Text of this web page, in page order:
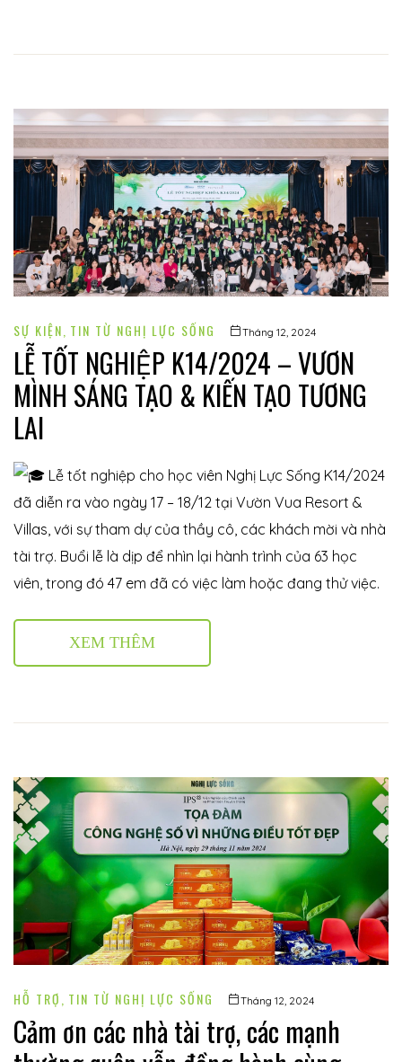
SỰ KIỆN TIN TỪ NGHỊ LỰC SỐNG Tháng 12, 2024
LỄ TỐT NGHIỆP K14/2024 – VƯƠN
MÌNH SÁNG TẠO & KIẾN TẠO TƯƠNG
LAI
Lễ tốt nghiệp cho học viên Nghị Lực Sống K14/2024
đã diễn ra vào ngày 17 – 18/12 tại Vườn Vua Resort &
Villas, với sự tham dự của thầy cô, các khách mời và nhà
tài trợ. Buổi lễ là dịp để nhìn lại hành trình của 63 học
viên, trong đó 47 em đã có việc làm hoặc đang thử việc.
XEM THÊM
HỖ TRỢ TIN TỪ NGHỊ LỰC SỐNG Tháng 12, 2024
Cảm ơn các nhà tài trợ, các mạnh